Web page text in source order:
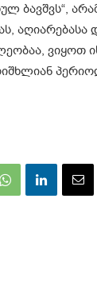
ბავშვს“,
აღიარებასა
ვიყოთ